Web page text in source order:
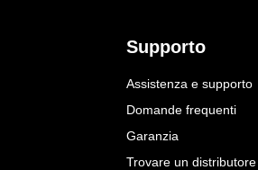
Supporto
Assistenza e supporto
Domande frequenti
Garanzia
Trovare un distributore